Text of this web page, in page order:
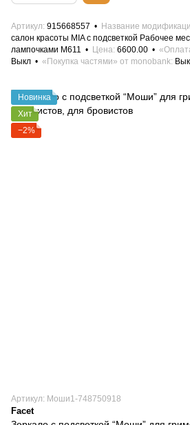
Артикул 915668557 Название
салон красоты MIA с подсветкой Рабочее
лампочками М611
Цена 6600.00
Выкл
«Покупка частями» от monobank
Новинка
Хит
−2%
Артикул: Моши1-748750918
Facet